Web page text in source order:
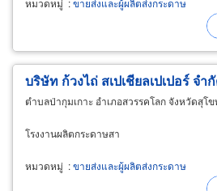
บริษัท ก้วงไถ่ สเปเชียลเปเปอร์ จำ
ตำบลป่ากุมเกาะ อำเภอสวรรคโลก จังหวัดสุโ
โรงงานผลิตกระดาษสา
หมวดหมู่ :ขายส่งและผู้ผลิตส่งกระดาษ